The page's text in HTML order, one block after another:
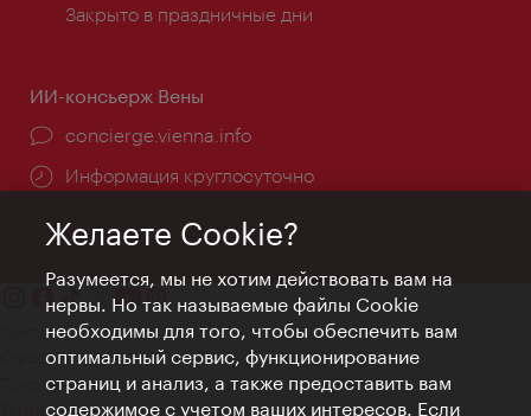
Закрыто в праздничные дни
ИИ-консьерж Вены
concierge.vienna.info
Информация круглосуточно
Контакт
Credits
Положение о конфиденциальности
Terms of Use
Желаете Cookie?
Разумеется, мы не хотим действовать вам на
нервы. Но так называемые файлы Cookie
необходимы для того, чтобы обеспечить вам
оптимальный сервис, функционирование
страниц и анализ, а также предоставить вам
содержимое с учетом ваших интересов. Если